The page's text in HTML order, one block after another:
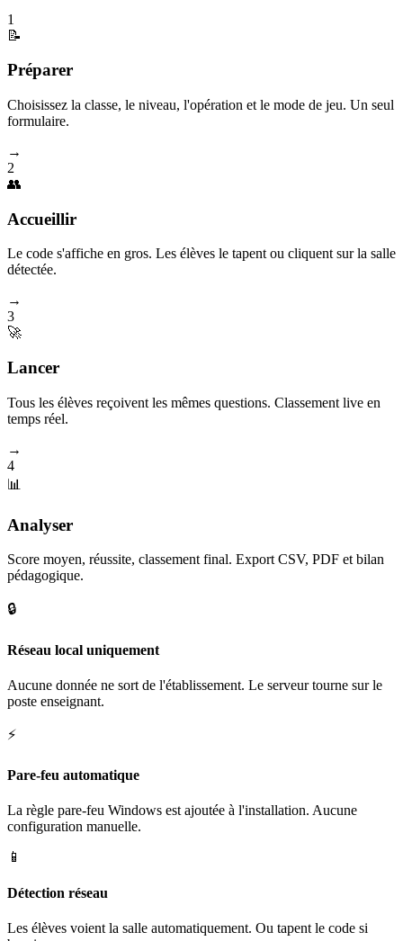
1
📝
Préparer
Choisissez la classe, le niveau, l'opération et le mode de jeu. Un seul
formulaire.
→
2
👥
Accueillir
Le code s'affiche en gros. Les élèves le tapent ou cliquent sur la salle
détectée.
→
3
🚀
Lancer
Tous les élèves reçoivent les mêmes questions. Classement live en
temps réel.
→
4
📊
Analyser
Score moyen, réussite, classement final. Export CSV, PDF et bilan
pédagogique.
🔒
Réseau local uniquement
Aucune donnée ne sort de l'établissement. Le serveur tourne sur le
poste enseignant.
⚡
Pare-feu automatique
La règle pare-feu Windows est ajoutée à l'installation. Aucune
configuration manuelle.
📱
Détection réseau
Les élèves voient la salle automatiquement. Ou tapent le code si